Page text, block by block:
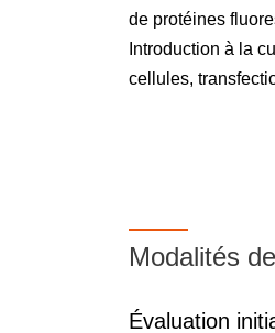
de protéines
Introduction à la
cellules,
Modalités
Évaluation